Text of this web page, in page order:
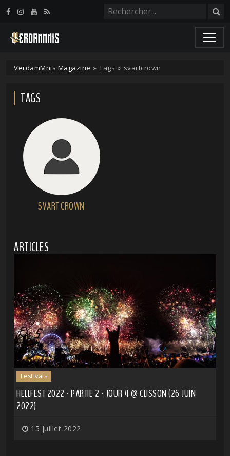
VerdamMnis Magazine » Tags » svartcrown
TAGS
SVART CROWN
ARTICLES
Festivals
HELLFEST 2022 - PARTIE 2 - JOUR 4 @ CLISSON (26 JUIN
2022)
15 juillet 2022
Panneau de gestion des cookies